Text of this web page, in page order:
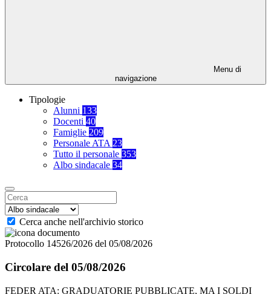
Menu di
navigazione
Tipologie
Alunni 133
Docenti 40
Famiglie 209
Personale ATA 23
Tutto il personale 353
Albo sindacale 34
Cerca anche nell'archivio storico
Protocollo 14526/2026 del 05/08/2026
Circolare del 05/08/2026
FEDER ATA: GRADUATORIE PUBBLICATE, MA I SOLDI